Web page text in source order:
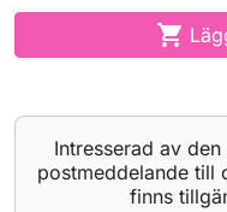

Intresserad av
postmeddelande till
finns